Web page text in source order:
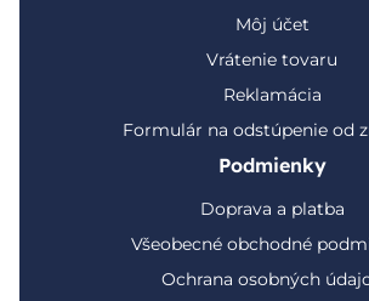
Môj účet
Vrátenie tovaru
Reklamácia
Formulár na odstúpenie od
Podmienky
Doprava a platba
Všeobecné obchodné
Ochrana osobných